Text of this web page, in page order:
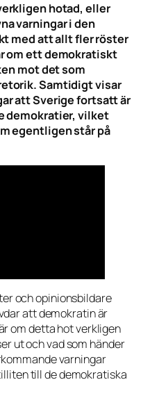
hotad, eller
varningar i den
med att allt fler röster
om ett demokratiskt
mot det som
Samtidigt visar
att Sverige fortsatt är
demokratier, vilket
egentligen står på
och opinionsbildare
att demokratin är
om detta hot verkligen
ut och vad som händer
varningar
till de demokratiska